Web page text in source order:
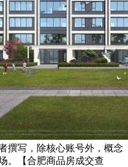
撰写，除核心账号外，概念
。【合肥商品房成交查